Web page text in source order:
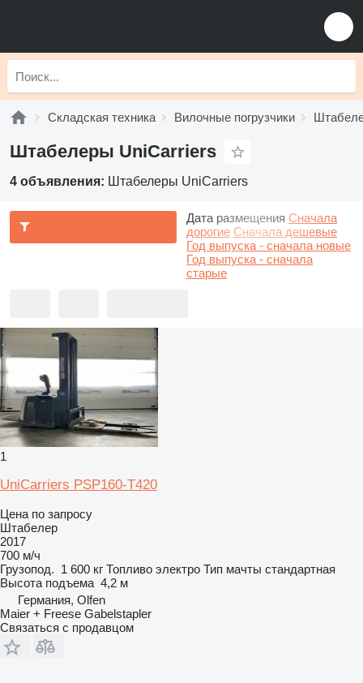
Складская техника Вилочные погрузчики
Штабелеры UniCarriers
4 объявления: Штабелеры UniCarriers
Дата размещения Сначала
дорогие Сначала дешевые
Год выпуска - сначала новые
Год выпуска - сначала
старые
1
UniCarriers PSP160-T420
Цена по запросу
Штабелер
2017
700 м/ч
Грузопод. 1 600 кг Топливо электро Тип мачты стандартная
Высота подъема 4,2 м
Германия, Olfen
Maier + Freese Gabelstapler
Связаться с продавцом